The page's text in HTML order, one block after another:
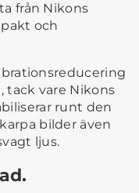
från Nikons
och
tack vare Nikons
runt den
bilder även
ljus.